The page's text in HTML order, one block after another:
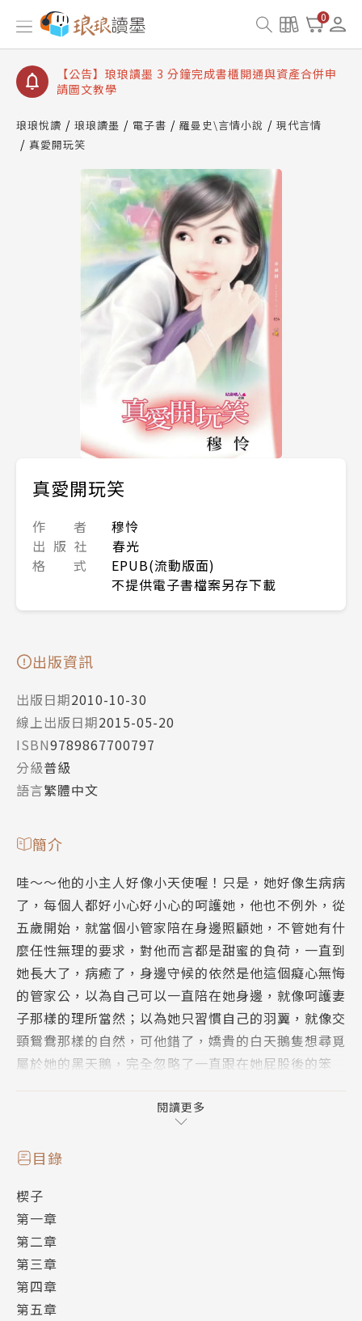
0
【公告】琅琅讀墨數位閱讀資產合併與書櫃開通申請
【公告】琅琅讀墨書櫃開通常見問題
【公告】琅琅讀墨 3 分鐘完成書櫃開通與資產合併申
請圖文教學
查詢
【公告】琅琅讀墨數位閱讀資產合併與書櫃開通申請
琅琅悅讀 琅琅讀墨 電子書 羅曼史\言情小說
現代言情
真愛開玩笑
真愛開玩笑
作 者
穆怜
出 版 社
春光
格 式
EPUB(流動版面)
不提供電子書檔案另存下載
出版資訊
出版日期2010-10-30
線上出版日期2015-05-20
ISBN9789867700797
分級普級
語言繁體中文
簡介
哇～～他的小主人好像小天使喔！只是，她好像生病病
了，每個人都好小心好小心的呵護她，他也不例外，從
五歲開始，就當個小管家陪在身邊照顧她，不管她有什
麼任性無理的要求，對他而言都是甜蜜的負荷，一直到
她長大了，病癒了，身邊守候的依然是他這個癡心無悔
的管家公，以為自己可以一直陪在她身邊，就像呵護妻
子那樣的理所當然；以為她只習慣自己的羽翼，就像交
頸鴛鴦那樣的自然，可他錯了，嬌貴的白天鵝隻想尋覓
屬於她的黑天鵝，完全忽略了一直跟在她屁股後的笨
閱讀更多
目錄
楔子
第一章
第二章
第三章
第四章
第五章